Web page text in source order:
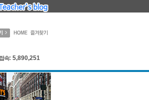
속: 5,890,251